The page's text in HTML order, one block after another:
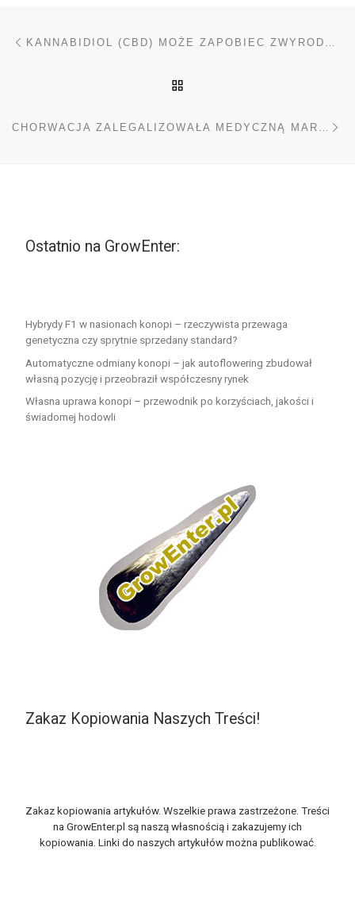
Nawigacja wpisu
Ostatnio na GrowEnter:
Hybrydy F1 w nasionach konopi – rzeczywista przewaga
genetyczna czy sprytnie sprzedany standard?
Automatyczne odmiany konopi – jak autoflowering zbudował
własną pozycję i przeobraził współczesny rynek
Własna uprawa konopi – przewodnik po korzyściach, jakości i
świadomej hodowli
Zakaz Kopiowania Naszych Treści!
Zakaz kopiowania artykułów. Wszelkie prawa zastrzeżone. Treści
na GrowEnter.pl są naszą własnością i zakazujemy ich
kopiowania. Linki do naszych artykułów można publikować.